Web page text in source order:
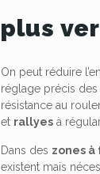
plus
On peut réduire
réglage précis
résistance au
et rallyes à
Dans des zones à
existent mais